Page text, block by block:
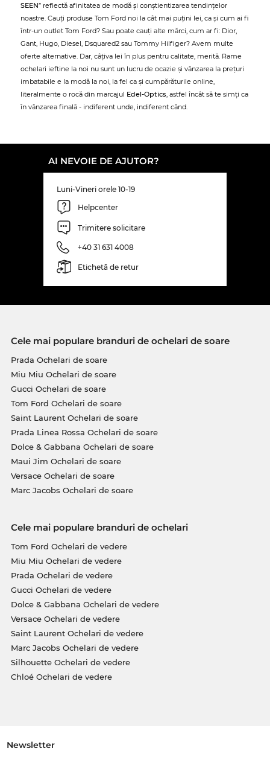
SEEN” reflectă afinitatea de modă și conștientizarea tendințelor
noastre. Cauți produse Tom Ford noi la cât mai puțini lei, ca și cum ai fi
într-un outlet Tom Ford? Sau poate cauți alte mărci, cum ar fi: Dior,
Gant, Hugo, Diesel, Dsquared2 sau Tommy Hilfiger? Avem multe
oferte alternative. Dar, câțiva lei în plus pentru calitate, merită. Rame
ochelari ieftine la noi nu sunt un lucru de ocazie și vânzarea la prețuri
imbatabile e la modă la noi, la fel ca și cumpărăturile online,
literalmente o rocă din marcajul Edel-Optics, astfel încât să te simți ca
în vânzarea finală - indiferent unde, indiferent când.
AI NEVOIE DE AJUTOR?
Luni-Vineri orele 10-19
Helpcenter
Trimitere solicitare
+40 31 631 4008
Etichetă de retur
Cele mai populare branduri de ochelari de soare
Prada Ochelari de soare
Miu Miu Ochelari de soare
Gucci Ochelari de soare
Tom Ford Ochelari de soare
Saint Laurent Ochelari de soare
Prada Linea Rossa Ochelari de soare
Dolce & Gabbana Ochelari de soare
Maui Jim Ochelari de soare
Versace Ochelari de soare
Marc Jacobs Ochelari de soare
Cele mai populare branduri de ochelari
Tom Ford Ochelari de vedere
Miu Miu Ochelari de vedere
Prada Ochelari de vedere
Gucci Ochelari de vedere
Dolce & Gabbana Ochelari de vedere
Versace Ochelari de vedere
Saint Laurent Ochelari de vedere
Marc Jacobs Ochelari de vedere
Silhouette Ochelari de vedere
Chloé Ochelari de vedere
Newsletter